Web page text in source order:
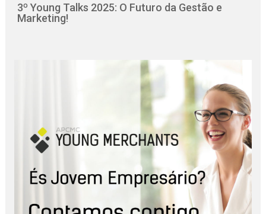
3º Young Talks 2025: O Futuro da Gestão e
Marketing!